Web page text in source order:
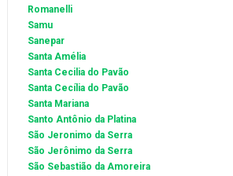
Romanelli
Samu
Sanepar
Santa Amélia
Santa Cecilia do Pavão
Santa Cecília do Pavão
Santa Mariana
Santo Antônio da Platina
São Jeronimo da Serra
São Jerônimo da Serra
São Sebastião da Amoreira